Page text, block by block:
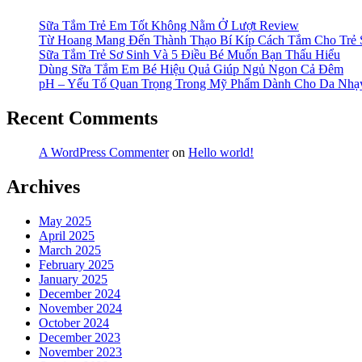
Sữa Tắm Trẻ Em Tốt Không Nằm Ở Lượt Review
Từ Hoang Mang Đến Thành Thạo Bí Kíp Cách Tắm Cho Trẻ
Sữa Tắm Trẻ Sơ Sinh Và 5 Điều Bé Muốn Bạn Thấu Hiểu
Dùng Sữa Tắm Em Bé Hiệu Quả Giúp Ngủ Ngon Cả Đêm
pH – Yếu Tố Quan Trọng Trong Mỹ Phẩm Dành Cho Da
Recent Comments
A WordPress Commenteron Hello world!
Archives
May 2025
April 2025
March 2025
February 2025
January 2025
December 2024
November 2024
October 2024
December 2023
November 2023